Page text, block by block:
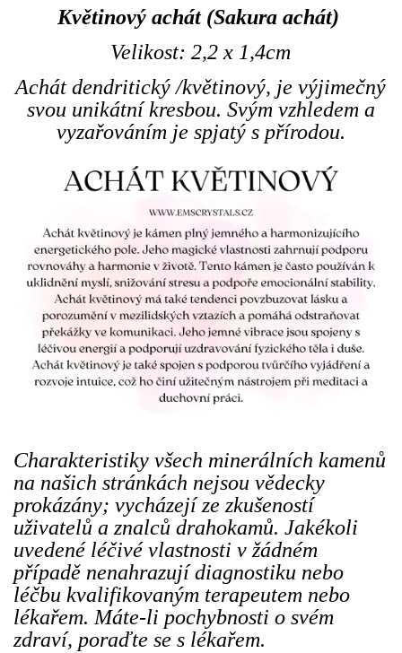
Květinový achát (Sakura achát)
Velikost: 2,2 x 1,4cm
Achát dendritický /květinový, je výjimečný
svou unikátní kresbou. Svým vzhledem a
vyzařováním je spjatý s přírodou.
Charakteristiky všech minerálních kamenů
na našich stránkách nejsou vědecky
prokázány; vycházejí ze zkušeností
uživatelů a znalců drahokamů. Jakékoli
uvedené léčivé vlastnosti v žádném
případě nenahrazují diagnostiku nebo
léčbu kvalifikovaným terapeutem nebo
lékařem. Máte-li pochybnosti o svém
zdraví, poraďte se s lékařem.